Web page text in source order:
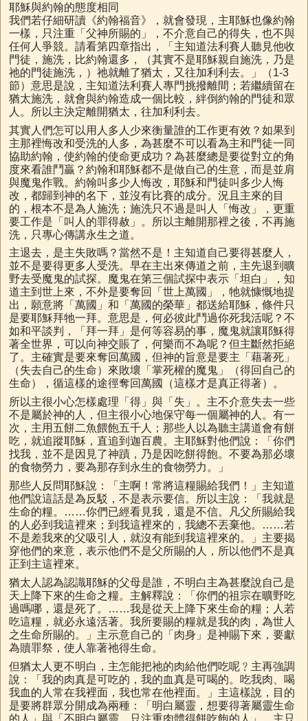
耶穌與約翰的態度相同
我們若仔細研讀《約翰福音》，就會發現，主耶穌也像約翰
一樣，只注重「父神所賜的」，不介意自己的得失，也不與
任何人爭競。請看第四章指出，「主知道法利賽人聽見他收
門徒，施洗，比約翰還多，（其實不是耶穌親自施洗，乃是
祂的門徒施洗，）祂就離了猶太，又往加利利去。」（1-3
節）意思是說，主知道法利賽人專門挑撥離間；若繼續留在
猶太施洗，就會與約翰造成一個比較，絆倒約翰的門徒和眾
人。所以主決定離開猶太，往加利利去。
其實人們怎可以用人多人少來衡量誰的工作更有效？如果到
主那裡悔改和受洗的人多，為甚麼不可以看為主和門徒一同
協助約翰，使約翰的使命更成功？為甚麼總是要從對立的角
度來看誰鬥贏？約翰和耶穌都不是做自己的生意，而是並肩
與魔鬼作戰。約翰叫多少人悔改，耶穌和門徒叫多少人悔
改，都歸到神的名下，並沒有比賽的成分。況且主來的目
的，根本不是為人施洗；施洗只不過是叫人「悔改」，更重
要工作是「叫人的罪得赦」。所以主離開那裡之後，不再施
洗，只專心傳講永生之道。
主退去，是主失敗嗎？當然不是！主知道自己要得甚麼人，
並不是要得更多人受洗。早在主出來傳道之前，主先退到曠
野去受魔鬼的試探。魔鬼在第三個試探中表示「坦白」，知
道主到世上來，不外是要奪回「世上萬國」，牠就慷慨地提
出，願意將「萬國」和「萬國的榮華」都送給耶穌，條件只
是要耶穌拜牠一拜。意思是，何必彼此鬥過你死我活呢？不
如和平談判，「拜一拜」是何等容易的事，魔鬼就讓耶穌得
著全世界，可以向神交賬了，何樂而不為呢？但主斷然拒絕
了。主確實是要來奪回萬國，但神的旨意是要主「藉著死」
（失去自己的生命）來敗壞「掌死權的魔鬼」（得回自己的
生命），循這樣的途徑奪回萬國（這樣才是真正得著）。
所以主很小心怎樣處理「得」與「失」。主不介意失去一些
不是屬於神的人，但主很小心地保守每一個屬神的人。有一
次，主用五餅二魚餵飽五千人；那些人以為聽主講道會有餅
吃，就追蹤耶穌，直追到迦百農。主耶穌對他們說：「你們
找我，並不是因見了神蹟，乃是因吃餅得飽。不要為那必壞
的食物勞力，要為那存到永生的食物勞力。」
那些人反問耶穌說：「主啊！常將這糧賜給我們！」主知道
他們說這話是為反駁，不是表示要信。所以主說：「我就是
生命的糧。……你們已經看見我，還是不信。凡父所賜給我
的人必到我這裡來；到我這裡來的，我總不丟棄他。……若
不是差我來的父吸引人，就沒有能到我這裡來的。」主要揭
穿他們的來意，表示他們不是父所賜的人，所以他們不是真
正到主這裡來。
猶太人認為認識耶穌的父母是誰，不明白主為甚麼說自己是
天上降下來的生命之糧。主解釋說：「你們的祖宗在曠野吃
過嗎哪，還是死了。……我是從天上降下來生命的糧；人若
吃這糧，就必永遠活著。我所要賜的糧就是我的肉，為世人
之生命所賜的。」主示意自己的「肉身」是神賜下來，要獻
為贖罪祭，使人靠著祂得生命。
但猶太人更不明白，主怎能把祂的肉給他們吃呢﹖主再強調
說：「我的肉真是可吃的，我的血真是可喝的。吃我肉、喝
我血的人常在我裡面，我也常在他裡面。」主這樣說，目的
是要將群眾分開成為兩種：「明白屬靈，想要得著屬靈生命